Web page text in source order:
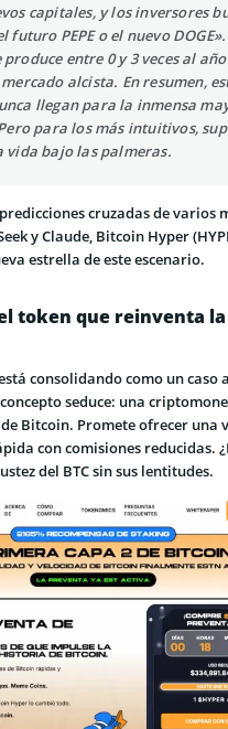
capitales, y los inversores
futuro PEPE o el nuevo
produce entre 0 y 3 veces al
alcista. En resumen,
llegan para la inmensa
para los más intuitivos,
vida bajo las palmeras.
cruzadas de varios
y Claude, Bitcoin Hyper
estrella de este escenario.
token que reinventa la
consolidando como un caso
seduce: una
Bitcoin. Promete ofrecer una
con comisiones reducidas.
del BTC sin sus lentitudes.